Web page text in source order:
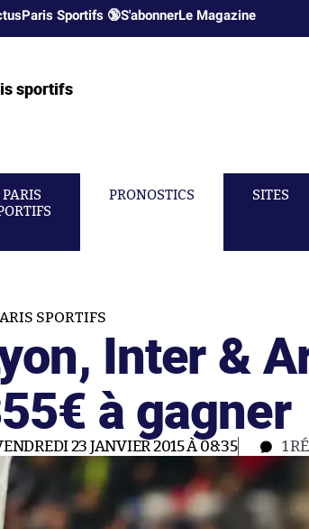
Paris Sportifs 🔞S'abonnerLe Magazine
sportifs
PARIS
PRONOSTICS SITES
SPORTIFS
Inter &
à gagner
23 JANVIER 2015 À 08:35 1